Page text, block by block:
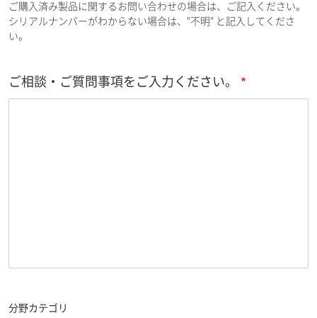
ご購入済み製品に関するお問い合わせの場合は、ご記入ください。
シリアルナンバーがわからない場合は、"不明" と記入してくださ
い。
ご相談・ご質問事項をご入力ください。
分野カテゴリ